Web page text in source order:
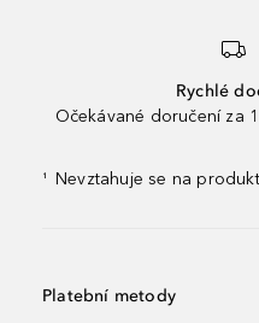
Rychlé
Očekávané doručení za
¹ Nevztahuje se na
Platební metody